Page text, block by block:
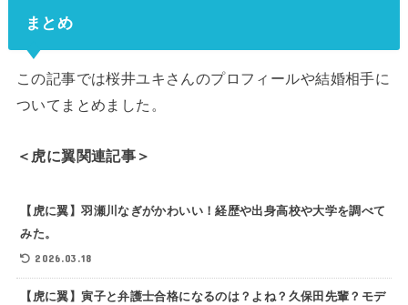
まとめ
この記事では桜井ユキさんのプロフィールや結婚相手に
ついてまとめました。
＜虎に翼関連記事＞
【虎に翼】羽瀬川なぎがかわいい！経歴や出身高校や大学を調べて
みた。
2026.03.18
【虎に翼】寅子と弁護士合格になるのは？よね？久保田先輩？モデ